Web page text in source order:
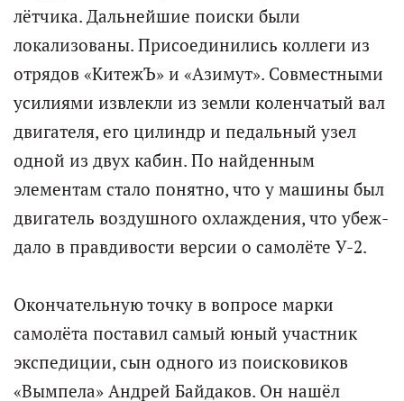
лётчика. Дальнейшие поиски были
локализованы. Присоединились коллеги из
отрядов «КитежЪ» и «Азимут». Совместными
усилиями извлекли из земли коленчатый вал
двигателя, его цилиндр и педальный узел
одной из двух кабин. По найденным
элементам стало понятно, что у машины был
двигатель воздушного охлаждения, что убеж­
дало в правдивости версии о самолёте У-2.
Окончательную точку в вопросе марки
самолёта поставил самый юный участник
экспедиции, сын одного из поисковиков
«Вымпела» Андрей Байдаков. Он нашёл